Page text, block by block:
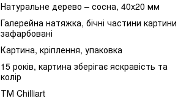
Натуральне дерево – сосна, 40x20 мм
Галерейна натяжка, бічні частини картини
зафарбовані
Картина, кріплення, упаковка
15 років, картина зберігає яскравість та
колір
ТМ Chilliart